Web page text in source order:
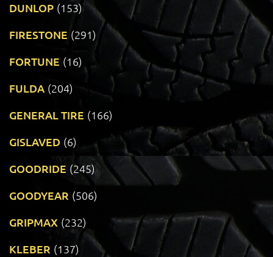
DUNLOP (153)
FIRESTONE (291)
FORTUNE (16)
FULDA (204)
GENERAL TIRE (166)
GISLAVED (6)
GOODRIDE (245)
GOODYEAR (506)
GRIPMAX (232)
KLEBER (137)